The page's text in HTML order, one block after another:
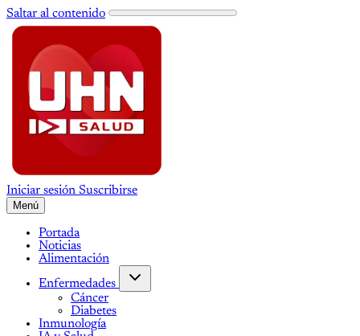
Saltar al contenido
Iniciar sesión Suscribirse
Menú
Portada
Noticias
Alimentación
Enfermedades
Cáncer
Diabetes
Inmunología